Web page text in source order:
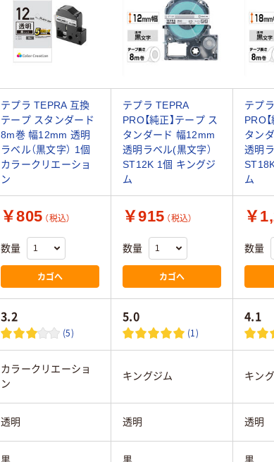
テプラ TEPRA 互換
テープ スタンダード
8m巻 幅12mm 透明
ラベル（黒文字） 1個
カラークリエーショ
ン
テプラ TEPRA
PRO【純正】テープ ス
タンダード 幅12mm
透明ラベル(黒文字）
ST12K 1個 キングジ
ム
テプ
PRO
タン
透明
ム
￥805 （税込）
数量
カゴへ
￥915 （税込）
数量
カゴへ
￥
数量
3.2
(5)
5.0
(1)
4.1
カラークリエーショ
ン
キングジム キン
透明 透明 透明